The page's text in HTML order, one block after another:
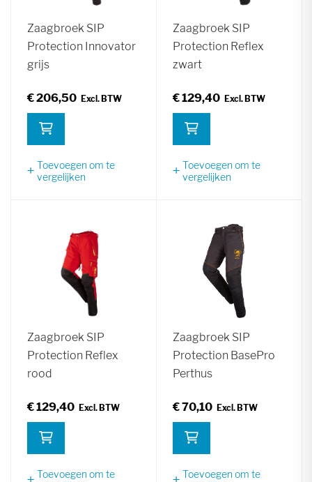
Zaagbroek SIP
Protection Innovator
grijs
€ 206,50
Toevoegen om te
vergelijken
Zaagbroek SIP
Protection Reflex
zwart
€ 129,40
Toevoegen om te
vergelijken
Zaagbroek SIP
Protection Reflex
rood
€ 129,40
Toevoegen om te
Zaagbroek SIP
Protection BasePro
Perthus
€ 70,10
Toevoegen om te